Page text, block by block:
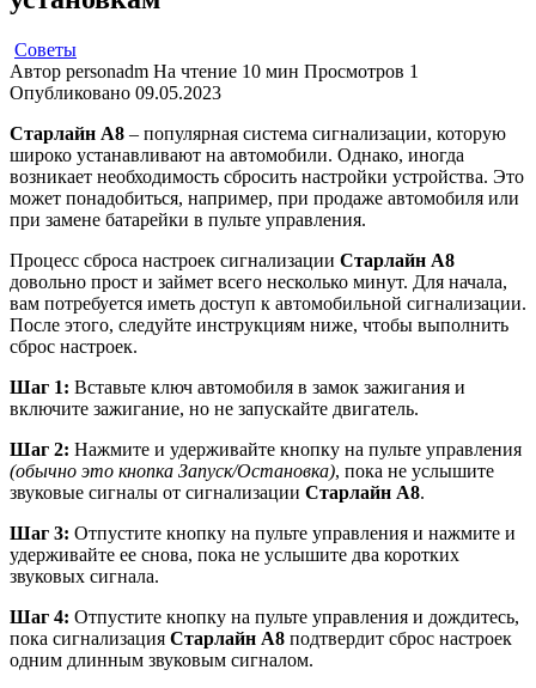
Советы
Автор personadm На чтение 10 мин Просмотров 1
Опубликовано 09.05.2023
Старлайн А8 – популярная система сигнализации, которую
широко устанавливают на автомобили. Однако, иногда
возникает необходимость сбросить настройки устройства. Это
может понадобиться, например, при продаже автомобиля или
при замене батарейки в пульте управления.
Процесс сброса настроек сигнализации Старлайн А8
довольно прост и займет всего несколько минут. Для начала,
вам потребуется иметь доступ к автомобильной сигнализации.
После этого, следуйте инструкциям ниже, чтобы выполнить
сброс настроек.
Шаг 1: Вставьте ключ автомобиля в замок зажигания и
включите зажигание, но не запускайте двигатель.
Шаг 2: Нажмите и удерживайте кнопку на пульте управления
(обычно это кнопка Запуск/Остановка), пока не услышите
звуковые сигналы от сигнализации Старлайн А8.
Шаг 3: Отпустите кнопку на пульте управления и нажмите и
удерживайте ее снова, пока не услышите два коротких
звуковых сигнала.
Шаг 4: Отпустите кнопку на пульте управления и дождитесь,
пока сигнализация Старлайн А8 подтвердит сброс настроек
одним длинным звуковым сигналом.